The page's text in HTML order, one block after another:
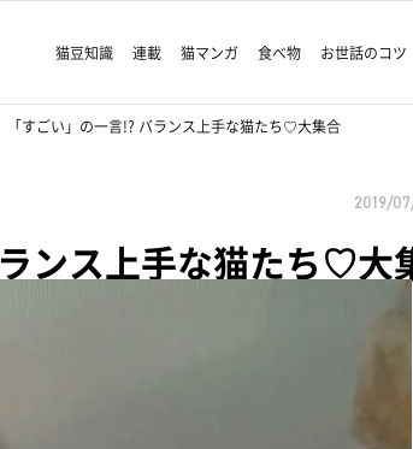
猫豆知識 連載 猫マンガ 食べ物 お世話のコツ
「すごい」の一言!? バランス上手な猫たち♡大集合
2019/
ンス上手な猫たち♡大